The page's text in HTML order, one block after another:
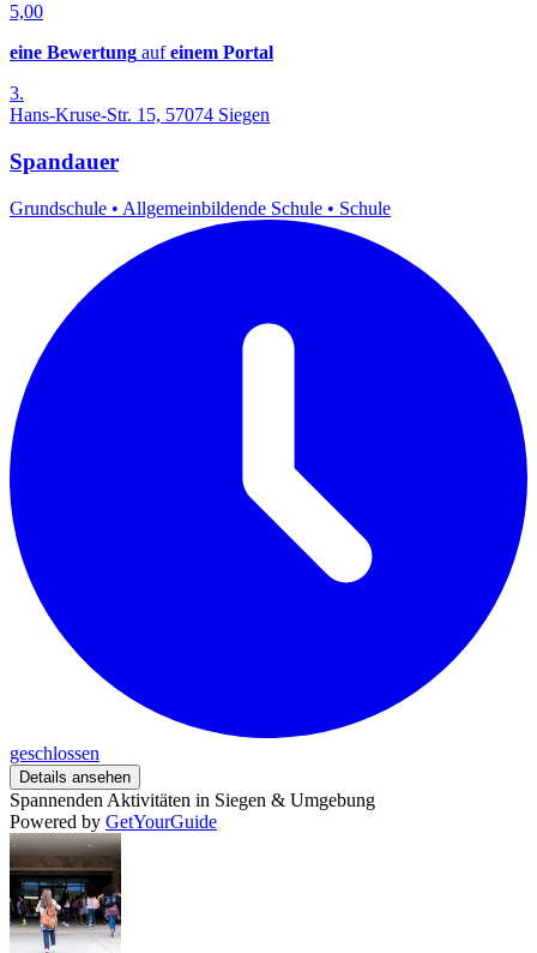
5,00
eine Bewertung aufeinem Portal
3.
Hans-Kruse-Str. 15, 57074 Siegen
Spandauer
Grundschule • Allgemeinbildende Schule • Schule
geschlossen
Details ansehen
Spannenden Aktivitäten in Siegen & Umgebung
Powered by GetYourGuide